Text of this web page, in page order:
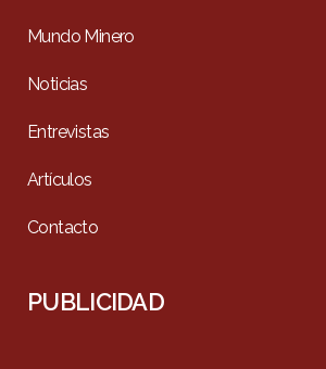
Mundo Minero
Noticias
Entrevistas
Artículos
Contacto
PUBLICIDAD